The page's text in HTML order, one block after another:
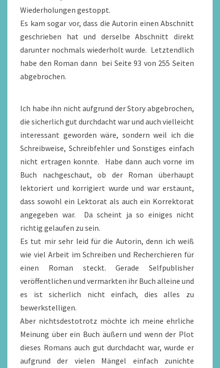
Wiederholungen gestoppt.
Es kam sogar vor, dass die Autorin einen Abschnitt
geschrieben hat und derselbe Abschnitt direkt
darunter nochmals wiederholt wurde. Letztendlich
habe den Roman dann bei Seite 93 von 255 Seiten
abgebrochen.
Ich habe ihn nicht aufgrund der Story abgebrochen,
die sicherlich gut durchdacht war und auch vielleicht
interessant geworden wäre, sondern weil ich die
Schreibweise, Schreibfehler und Sonstiges einfach
nicht ertragen konnte. Habe dann auch vorne im
Buch nachgeschaut, ob der Roman überhaupt
lektoriert und korrigiert wurde und war erstaunt,
dass sowohl ein Lektorat als auch ein Korrektorat
angegeben war. Da scheint ja so einiges nicht
richtig gelaufen zu sein.
Es tut mir sehr leid für die Autorin, denn ich weiß
wie viel Arbeit im Schreiben und Recherchieren für
einen Roman steckt. Gerade Selfpublisher
veröffentlichen und vermarkten ihr Buch alleine und
es ist sicherlich nicht einfach, dies alles zu
bewerkstelligen.
Aber nichtsdestotrotz möchte ich meine ehrliche
Meinung über ein Buch äußern und wenn der Plot
dieses Romans auch gut durchdacht war, wurde er
aufgrund der vielen Mängel einfach zunichte